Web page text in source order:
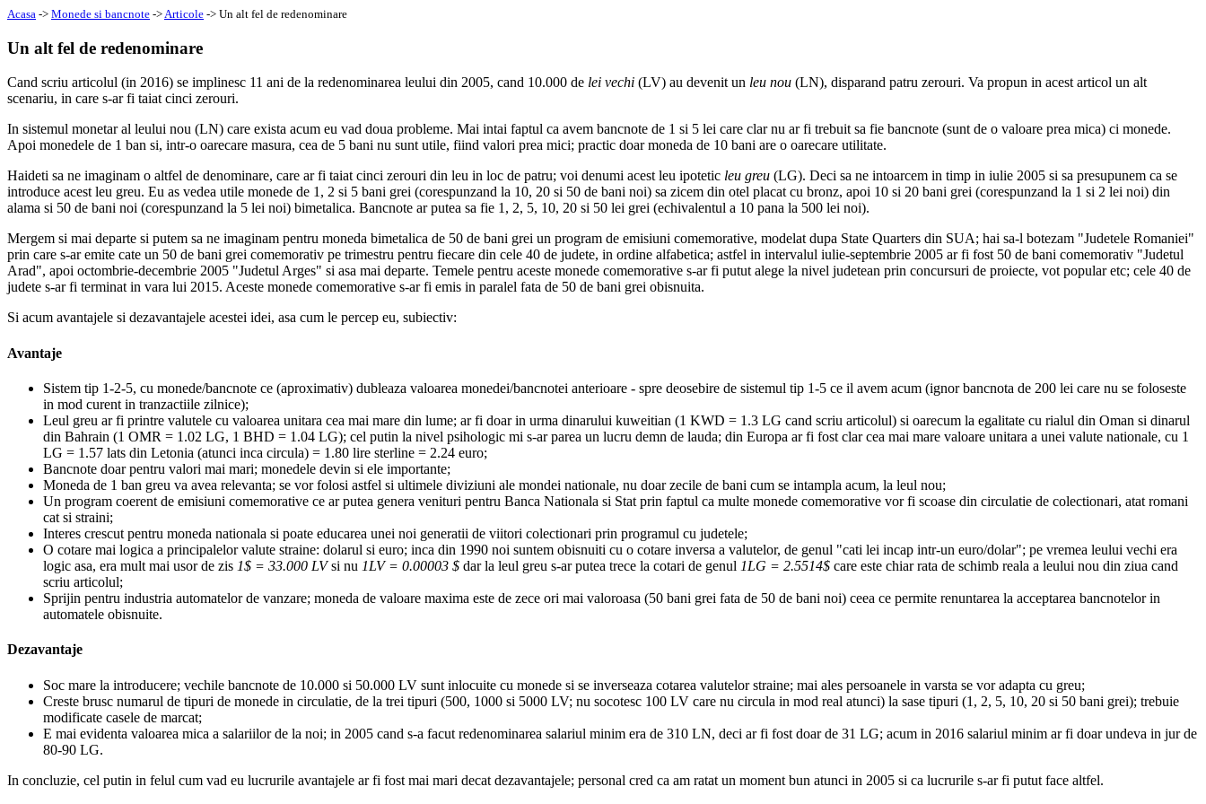
Acasa -> Monede si bancnote ->Articole -> Un alt fel de redenominare
Un alt fel de redenominare
Cand scriu articolul (in 2016) se implinesc 11 ani de la redenominarea leului din 2005, cand 10.000 de lei vechi (LV) au devenit un leu nou (LN), disparand patru zerouri. Va propun in acest articol un alt
scenariu, in care s-ar fi taiat cinci zerouri.
In sistemul monetar al leului nou (LN) care exista acum eu vad doua probleme. Mai intai faptul ca avem bancnote de 1 si 5 lei care clar nu ar fi trebuit sa fie bancnote (sunt de o valoare prea mica) ci monede.
Apoi monedele de 1 ban si, intr-o oarecare masura, cea de 5 bani nu sunt utile, fiind valori prea mici; practic doar moneda de 10 bani are o oarecare utilitate.
Haideti sa ne imaginam o altfel de denominare, care ar fi taiat cinci zerouri din leu in loc de patru; voi denumi acest leu ipotetic leu greu (LG). Deci sa ne intoarcem in timp in iulie 2005 si sa presupunem ca se
introduce acest leu greu. Eu as vedea utile monede de 1, 2 si 5 bani grei (corespunzand la 10, 20 si 50 de bani noi) sa zicem din otel placat cu bronz, apoi 10 si 20 bani grei (corespunzand la 1 si 2 lei noi) din
alama si 50 de bani noi (corespunzand la 5 lei noi) bimetalica. Bancnote ar putea sa fie 1, 2, 5, 10, 20 si 50 lei grei (echivalentul a 10 pana la 500 lei noi).
Mergem si mai departe si putem sa ne imaginam pentru moneda bimetalica de 50 de bani grei un program de emisiuni comemorative, modelat dupa State Quarters din SUA; hai sa-l botezam "Judetele Romaniei"
prin care s-ar emite cate un 50 de bani grei comemorativ pe trimestru pentru fiecare din cele 40 de judete, in ordine alfabetica; astfel in intervalul iulie-septembrie 2005 ar fi fost 50 de bani comemorativ "Judetul
Arad", apoi octombrie-decembrie 2005 "Judetul Arges" si asa mai departe. Temele pentru aceste monede comemorative s-ar fi putut alege la nivel judetean prin concursuri de proiecte, vot popular etc; cele 40 de
judete s-ar fi terminat in vara lui 2015. Aceste monede comemorative s-ar fi emis in paralel fata de 50 de bani grei obisnuita.
Si acum avantajele si dezavantajele acestei idei, asa cum le percep eu, subiectiv:
Avantaje
Sistem tip 1-2-5, cu monede/bancnote ce (aproximativ) dubleaza valoarea monedei/bancnotei anterioare - spre deosebire de sistemul tip 1-5 ce il avem acum (ignor bancnota de 200 lei care nu se foloseste
in mod curent in tranzactiile zilnice);
Leul greu ar fi printre valutele cu valoarea unitara cea mai mare din lume; ar fi doar in urma dinarului kuweitian (1 KWD = 1.3 LG cand scriu articolul) si oarecum la egalitate cu rialul din Oman si dinarul
din Bahrain (1 OMR = 1.02 LG, 1 BHD = 1.04 LG); cel putin la nivel psihologic mi s-ar parea un lucru demn de lauda; din Europa ar fi fost clar cea mai mare valoare unitara a unei valute nationale, cu 1
LG = 1.57 lats din Letonia (atunci inca circula) = 1.80 lire sterline = 2.24 euro;
Bancnote doar pentru valori mai mari; monedele devin si ele importante;
Moneda de 1 ban greu va avea relevanta; se vor folosi astfel si ultimele diviziuni ale mondei nationale, nu doar zecile de bani cum se intampla acum, la leul nou;
Un program coerent de emisiuni comemorative ce ar putea genera venituri pentru Banca Nationala si Stat prin faptul ca multe monede comemorative vor fi scoase din circulatie de colectionari, atat romani
cat si straini;
Interes crescut pentru moneda nationala si poate educarea unei noi generatii de viitori colectionari prin programul cu judetele;
O cotare mai logica a principalelor valute straine: dolarul si euro; inca din 1990 noi suntem obisnuiti cu o cotare inversa a valutelor, de genul "cati lei incap intr-un euro/dolar"; pe vremea leului vechi era
logic asa, era mult mai usor de zis 1$ = 33.000 LVsi nu 1LV = 0.00003 $ dar la leul greu s-ar putea trece la cotari de genul 1LG = 2.5514$ care este chiar rata de schimb reala a leului nou din ziua cand
scriu articolul;
Sprijin pentru industria automatelor de vanzare; moneda de valoare maxima este de zece ori mai valoroasa (50 bani grei fata de 50 de bani noi) ceea ce permite renuntarea la acceptarea bancnotelor in
automatele obisnuite.
Dezavantaje
Soc mare la introducere; vechile bancnote de 10.000 si 50.000 LV sunt inlocuite cu monede si se inverseaza cotarea valutelor straine; mai ales persoanele in varsta se vor adapta cu greu;
Creste brusc numarul de tipuri de monede in circulatie, de la trei tipuri (500, 1000 si 5000 LV; nu socotesc 100 LV care nu circula in mod real atunci) la sase tipuri (1, 2, 5, 10, 20 si 50 bani grei); trebuie
modificate casele de marcat;
E mai evidenta valoarea mica a salariilor de la noi; in 2005 cand s-a facut redenominarea salariul minim era de 310 LN, deci ar fi fost doar de 31 LG; acum in 2016 salariul minim ar fi doar undeva in jur de
80-90 LG.
In concluzie, cel putin in felul cum vad eu lucrurile avantajele ar fi fost mai mari decat dezavantajele; personal cred ca am ratat un moment bun atunci in 2005 si ca lucrurile s-ar fi putut face altfel.